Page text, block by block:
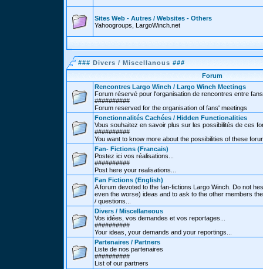
Sites Web - Autres / Websites - Others
Yahoogroups, LargoWinch.net
### Divers / Miscellanous ###
Forum
Rencontres Largo Winch / Largo Winch Meetings
Forum réservé pour l'organisation de rencontres entre fans
##########
Forum reserved for the organisation of fans' meetings
Fonctionnalités Cachées / Hidden Functionalities
Vous souhaitez en savoir plus sur les possibilités de ces
##########
You want to know more about the possibilities of these
Fan- Fictions (Francais)
Postez ici vos réalisations...
##########
Post here your realisations...
Fan Fictions (English)
A forum devoted to the fan-fictions Largo Winch. Do not
even the worse) ideas and to ask to the other members
/ questions...
Divers / Miscellaneous
Vos idées, vos demandes et vos reportages...
##########
Your ideas, your demands and your reportings...
Partenaires / Partners
Liste de nos partenaires
##########
List of our partners